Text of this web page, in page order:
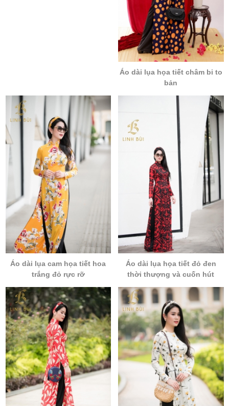
Áo dài lụa họa tiết châm bi to
bản
Áo dài lụa cam họa tiết hoa
trắng đỏ rực rỡ
Áo dài lụa họa tiết đỏ đen
thời thượng và cuốn hút